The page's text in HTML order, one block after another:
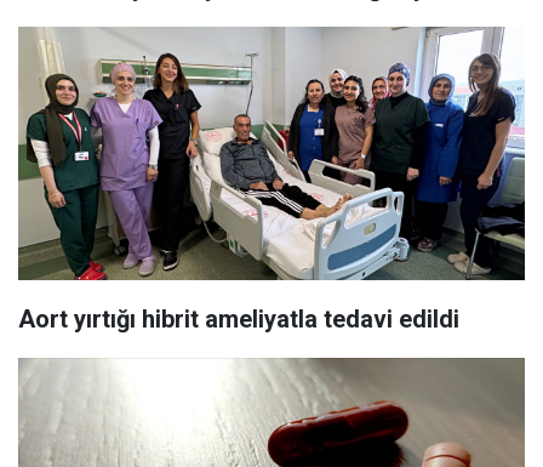
Aort yırtığı hibrit ameliyatla tedavi edildi